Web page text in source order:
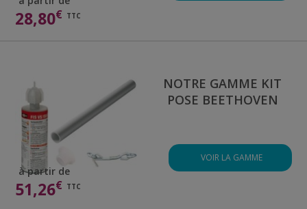
28,80€ TTC
NOTRE GAMME KIT
POSE BEETHOVEN
à partir de
51,26€ TTC
VOIR LA GAMME